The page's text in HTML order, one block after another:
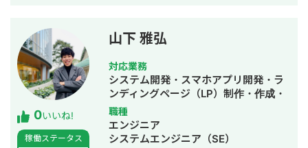
が全くなされていない ３. スクラッチ
で構築されたサイトの構造がSEO最適
化されていない ４. CVポイントが少な
すぎる ▶️実行した施策 そこで下記のよ
うな施策を3ヶ月に渡り行いました。
・競合サイトよりもビジュアルリッチ
なコンテンツになるようにリライト
（30本） ・内部リンクの設計を見直し
て、必要な新規記事の投下（30本） ・
支援に従事。特にBtoBマーケティン
グ、リードジェネレーション、SEO戦
略の領域で支援実績を重ねる。 2021年
6月、デジタルマーケティング支援を手
がける株式会社deltaを設立、代表取締
役に就任。20社以上のクライアントの
事業成長を支援している。WEBマーケ
ティング戦略の立案から実行支援、社
内体制の構築まで、包括的なサポート
0いいね!
稼働ステータス
山下 雅弘
対応業務
システム開発・スマホアプリ開発・ラ
ンディングページ（LP）制作・作成・
新規事業立上・ホームページ制作・作
成・採用代行・AI活用
職種
エンジニア
システムエンジニア（SE）